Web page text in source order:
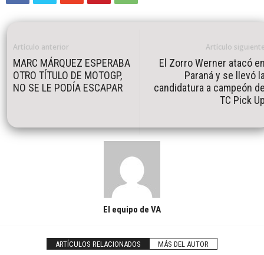
Artículo anterior
MARC MÁRQUEZ ESPERABA
OTRO TÍTULO DE MOTOGP,
NO SE LE PODÍA ESCAPAR
Artículo
El Zorro Werner atacó
Paraná y se llevó
candidatura a campeón
TC Pick
El equipo de VA
ARTÍCULOS RELACIONADOS MÁS DEL AUTOR